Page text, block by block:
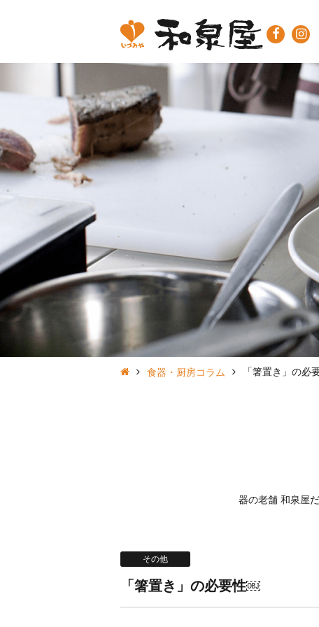
食器・厨房コラム 「箸置き」の必
器の老舗 和泉屋
その他
「箸置き」の必要性￼